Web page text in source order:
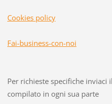
Cookies policy
Fai-business-con-noi
Per richieste specifiche
compilato in ogni sua parte